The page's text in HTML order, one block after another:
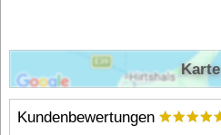
Kundenbewertungen
Karte